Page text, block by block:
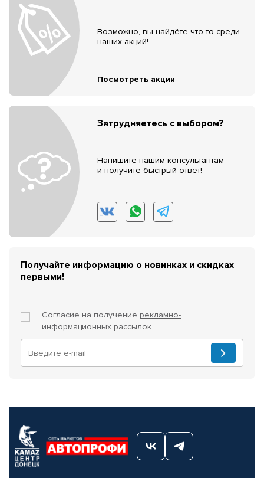
Возможно, вы найдёте что-то среди
наших акций!
Посмотреть акции
Затрудняетесь с выбором?
Напишите нашим консультантам
и получите быстрый ответ!
Получайте информацию о новинках и скидках
первыми!
Согласие на получение рекламно-
информационных рассылок